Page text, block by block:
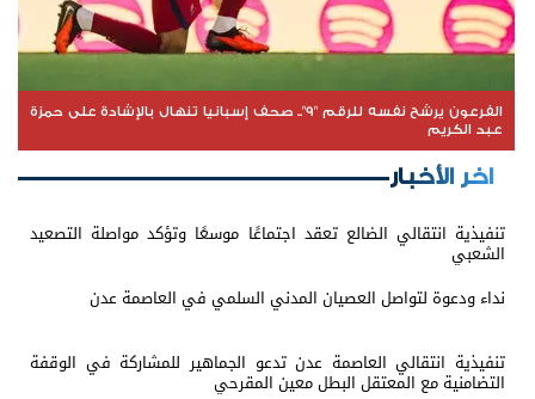
الفرعون يرشح نفسه للرقم "9".. صحف إسبانيا تنهال بالإشادة على حمزة
عبد الكريم
اخر الأخبار
تنفيذية انتقالي الضالع تعقد اجتماعًا موسعًا وتؤكد مواصلة التصعيد
الشعبي
نداء ودعوة لتواصل العصيان المدني السلمي في العاصمة عدن
تنفيذية انتقالي العاصمة عدن تدعو الجماهير للمشاركة في الوقفة
التضامنية مع المعتقل البطل معين المقرحي